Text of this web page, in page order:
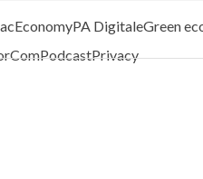
PA DigitaleGreen
PodcastPrivacy